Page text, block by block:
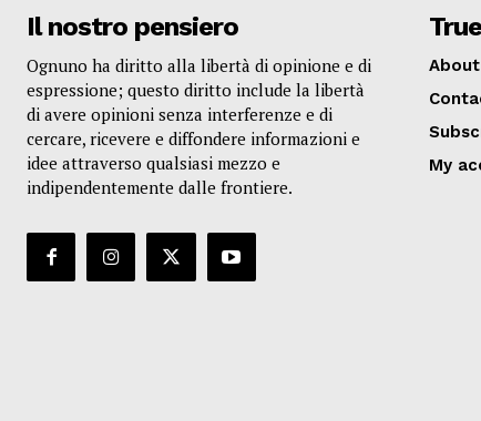
Il nostro pensiero
Ognuno ha diritto alla libertà di opinione e di
espressione; questo diritto include la libertà
di avere opinioni senza interferenze e di
cercare, ricevere e diffondere informazioni e
idee attraverso qualsiasi mezzo e
indipendentemente dalle frontiere.
About
My